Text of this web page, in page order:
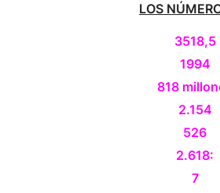
LOS
3518,5
1994
818
2.154
526
2.618:
7